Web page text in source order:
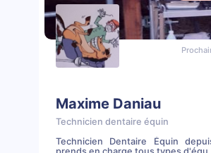
Maxime Daniau
Technicien dentaire équin
Technicien Dentaire Équin